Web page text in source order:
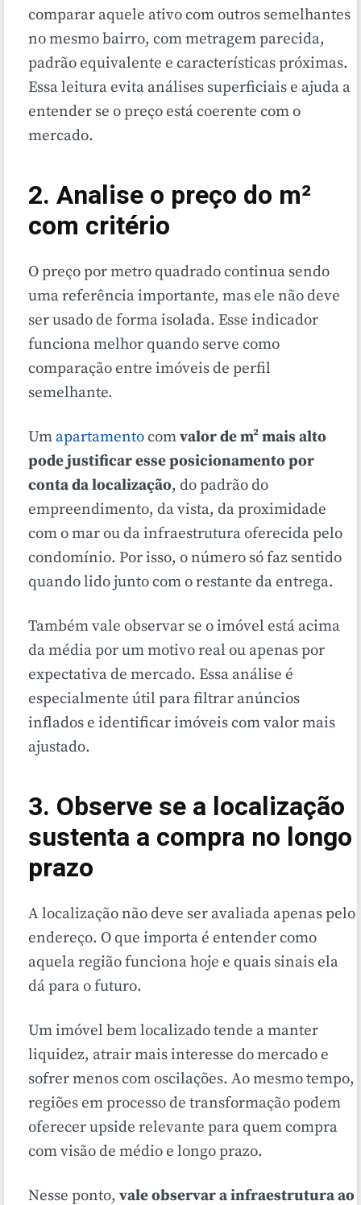
comparar aquele ativo com outros semelhantes
no mesmo bairro, com metragem parecida,
padrão equivalente e características próximas.
Essa leitura evita análises superficiais e ajuda a
entender se o preço está coerente com o
mercado.
2. Analise o preço do m²
com critério
O preço por metro quadrado continua sendo
uma referência importante, mas ele não deve
ser usado de forma isolada. Esse indicador
funciona melhor quando serve como
comparação entre imóveis de perfil
semelhante.
Um apartamentocomvalor de m² mais alto
pode justificar esse posicionamento por
conta da localização, do padrão do
empreendimento, da vista, da proximidade
com o mar ou da infraestrutura oferecida pelo
condomínio. Por isso, o número só faz sentido
quando lido junto com o restante da entrega.
Também vale observar se o imóvel está acima
da média por um motivo real ou apenas por
expectativa de mercado. Essa análise é
especialmente útil para filtrar anúncios
inflados e identificar imóveis com valor mais
ajustado.
3. Observe se a localização
sustenta a compra no longo
prazo
A localização não deve ser avaliada apenas pelo
endereço. O que importa é entender como
aquela região funciona hoje e quais sinais ela
dá para o futuro.
Um imóvel bem localizado tende a manter
liquidez, atrair mais interesse do mercado e
sofrer menos com oscilações. Ao mesmo tempo,
regiões em processo de transformação podem
oferecer upside relevante para quem compra
com visão de médio e longo prazo.
Nesse ponto, vale observar a infraestrutura ao